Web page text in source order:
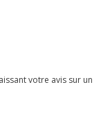
votre avis sur un